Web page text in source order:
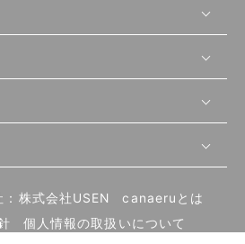
る記事
（外部サイト）
：株式会社USEN
canaeruとは
個人情報の取扱いについて